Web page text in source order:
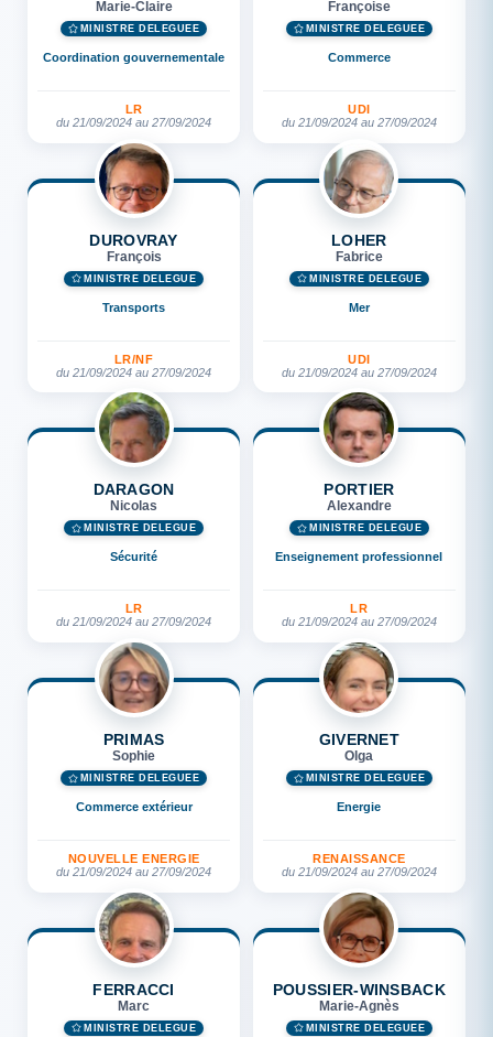
Marie-Claire
MINISTRE DÉLÉGUÉE
Coordination gouvernementale
LR
du 21/09/2024 au 27/09/2024
Françoise
MINISTRE DÉLÉGUÉE
Commerce
UDI
du 21/09/2024 au 27/09/2024
DUROVRAY
François
MINISTRE DÉLÉGUÉ
Transports
LR/NF
du 21/09/2024 au 27/09/2024
LOHER
Fabrice
MINISTRE DÉLÉGUÉ
Mer
UDI
du 21/09/2024 au 27/09/2024
DARAGON
Nicolas
MINISTRE DÉLÉGUÉ
Sécurité
LR
du 21/09/2024 au 27/09/2024
PORTIER
Alexandre
MINISTRE DÉLÉGUÉ
Enseignement professionnel
LR
du 21/09/2024 au 27/09/2024
PRIMAS
Sophie
MINISTRE DÉLÉGUÉE
Commerce extérieur
NOUVELLE ENERGIE
du 21/09/2024 au 27/09/2024
GIVERNET
Olga
MINISTRE DÉLÉGUÉE
Energie
RENAISSANCE
du 21/09/2024 au 27/09/2024
FERRACCI
Marc
MINISTRE DÉLÉGUÉ
POUSSIER-WINSBACK
Marie-Agnès
MINISTRE DÉLÉGUÉE